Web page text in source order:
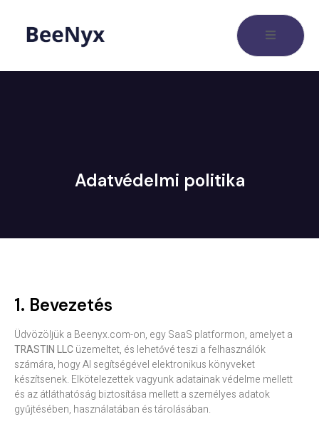
Adatvédelmi politika
1. Bevezetés
Üdvözöljük a Beenyx.com-on, egy SaaS platformon, amelyet a
TRASTIN LLCüzemeltet, és lehetővé teszi a felhasználók
számára, hogy AI segítségével elektronikus könyveket
készítsenek. Elkötelezettek vagyunk adatainak védelme mellett
és az átláthatóság biztosítása mellett a személyes adatok
gyűjtésében, használatában és tárolásában.